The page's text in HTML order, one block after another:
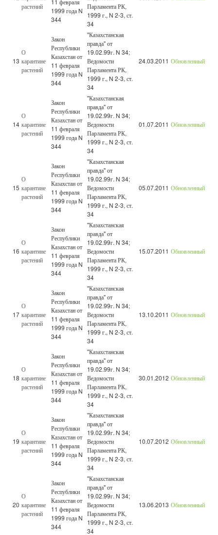
растений
11 февраля
1999 года N
344
Парламента РК,
1999 г., N 2-3, ст.
34
13
О
карантине
растений
Закон
Республики
Казахстан от
11 февраля
1999 года N
344
"Казахстанская
правда" от
19.02.99г. N 34;
Ведомости
Парламента РК,
1999 г., N 2-3, ст.
34
24.03.2011 Обновленный
14
О
карантине
растений
Закон
Республики
Казахстан от
11 февраля
1999 года N
344
"Казахстанская
правда" от
19.02.99г. N 34;
Ведомости
Парламента РК,
1999 г., N 2-3, ст.
34
01.07.2011 Обновленный
15
О
карантине
растений
Закон
Республики
Казахстан от
11 февраля
1999 года N
344
"Казахстанская
правда" от
19.02.99г. N 34;
Ведомости
Парламента РК,
1999 г., N 2-3, ст.
34
05.07.2011 Обновленный
16
О
карантине
растений
Закон
Республики
Казахстан от
11 февраля
1999 года N
344
"Казахстанская
правда" от
19.02.99г. N 34;
Ведомости
Парламента РК,
1999 г., N 2-3, ст.
34
15.07.2011 Обновленный
17
О
карантине
растений
Закон
Республики
Казахстан от
11 февраля
1999 года N
344
"Казахстанская
правда" от
19.02.99г. N 34;
Ведомости
Парламента РК,
1999 г., N 2-3, ст.
34
13.10.2011 Обновленный
18
О
карантине
растений
Закон
Республики
Казахстан от
11 февраля
1999 года N
344
"Казахстанская
правда" от
19.02.99г. N 34;
Ведомости
Парламента РК,
1999 г., N 2-3, ст.
34
30.01.2012 Обновленный
19
О
карантине
растений
Закон
Республики
Казахстан от
11 февраля
1999 года N
344
"Казахстанская
правда" от
19.02.99г. N 34;
Ведомости
Парламента РК,
1999 г., N 2-3, ст.
34
10.07.2012 Обновленный
20
О
карантине
растений
Закон
Республики
Казахстан от
11 февраля
1999 года N
344
"Казахстанская
правда" от
19.02.99г. N 34;
Ведомости
Парламента РК,
1999 г., N 2-3, ст.
34
13.06.2013 Обновленный